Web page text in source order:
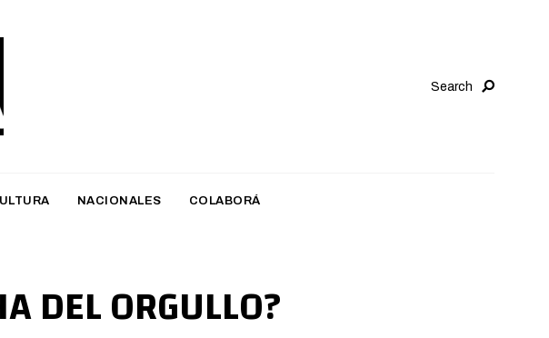
Search
NACIONALES COLABORÁ
DEL ORGULLO?